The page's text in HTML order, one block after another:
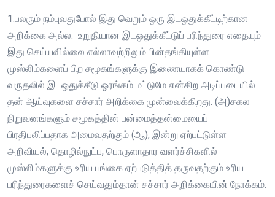
1.பலரும் நம்புவதுபோல் இது வெறும் ஒரு இடஒதுக்கீட்டிற்கான
அறிக்கை அல்ல. உறுதியான இடஒதுக்கீட்டுப் பரிந்துரை எதையும்
இது செய்யவில்லை எல்லாவற்றிலும் பின்தங்கியுள்ள
முஸ்லிம்களைப் பிற சமூகங்களுக்கு இணையாகக் கொண்டு
வருதலில் இடஒதுக்கீடு ஓரங்கம் மட்டுமே என்கிற அடிப்படையில்
தன் ஆய்வுகளை சச்சார் அறிக்கை முன்வைக்கிறது. (அ)சகல
நிறுவனங்களும் சமூகத்தின் பன்மைத்தன்மையைப்
பிரதிபலிப்பதாக அமைவதற்கும் (ஆ), இன்று ஏற்பட்டுள்ள
அறிவியல், தொழில்நுட்ப, பொருளாதார வளர்ச்சிகளில்
முஸ்லிம்களுக்கு உரிய பங்கை ஏற்படுத்தித் தருவதற்கும் உரிய
பரிந்துரைகளைச் செய்வதும்தான் சச்சார் அறிக்கையின் நோக்கம்.